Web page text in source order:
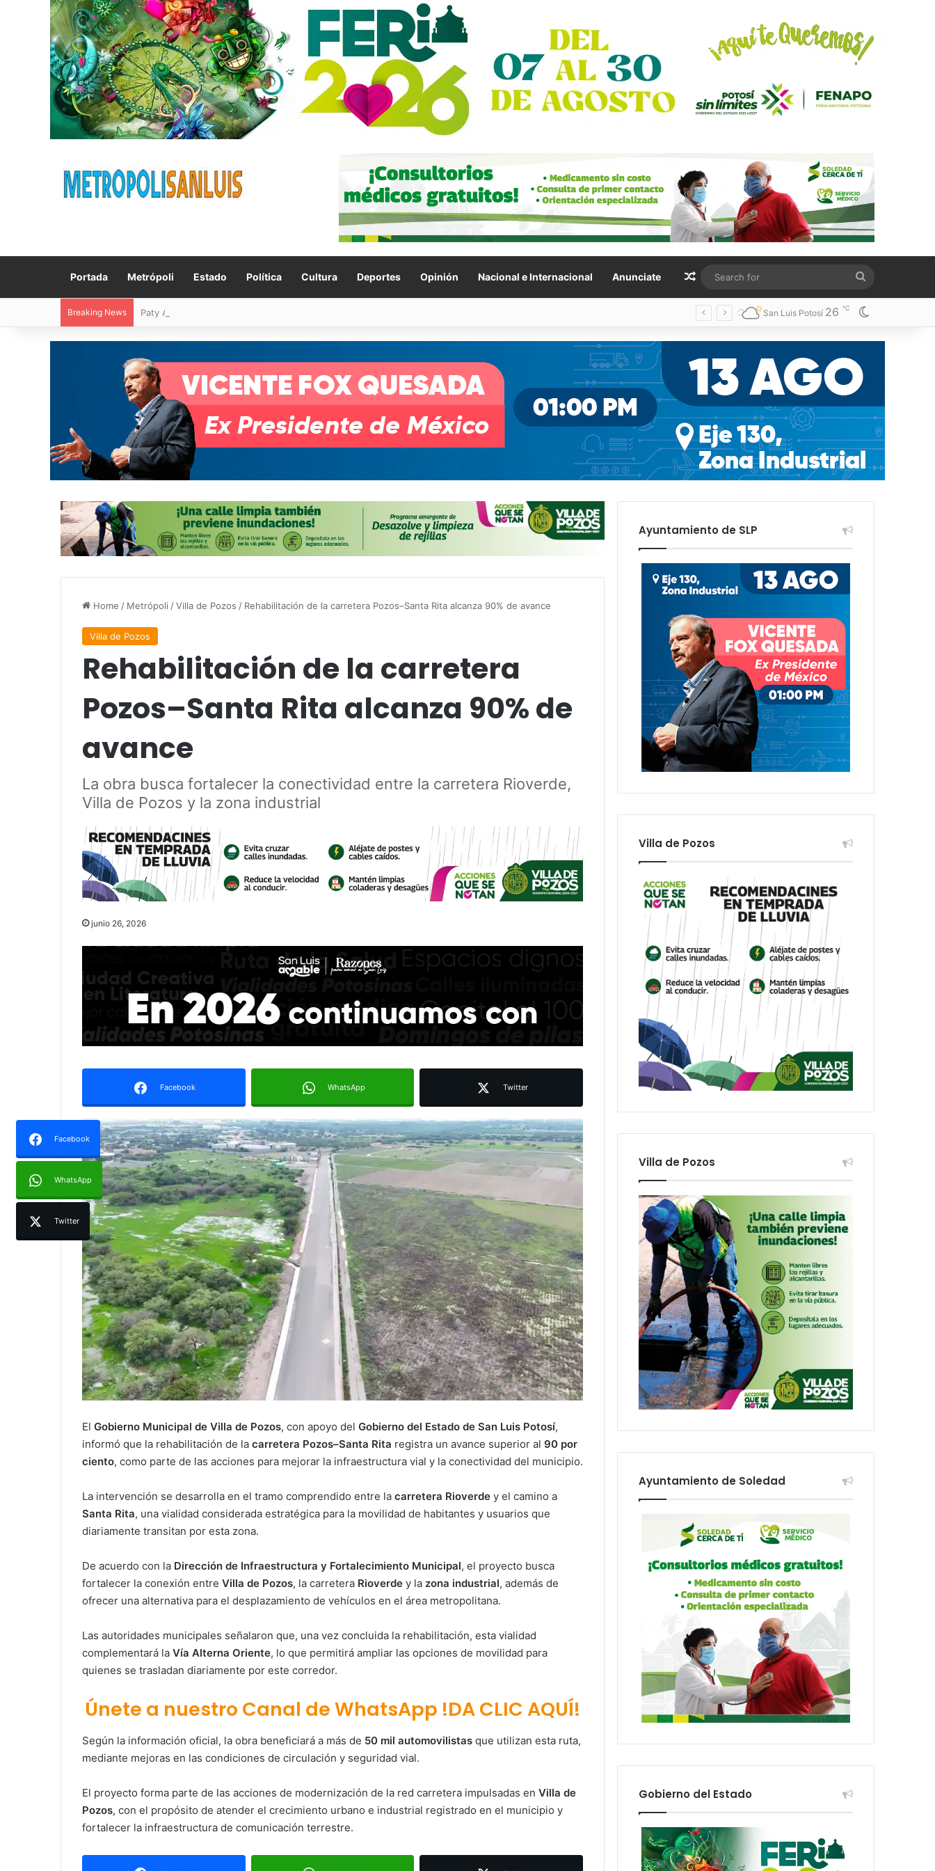
Portada Metrópoli Estado Política Cultura Deportes Opinión Nacional e Internacional Anunciate Random Article
for
Breaking News Paty Aradillas destaca impacto del nuevo desnivel de Circuito Potosí en la movilidad de Villa de Pozos San Luis Potosí 26 ℃
Home / Metrópoli /Villa de Pozos / Rehabilitación de la carretera Pozos–Santa Rita alcanza 90% de avance
Villa de Pozos
Rehabilitación de la carretera
Pozos–Santa Rita alcanza 90% de
avance
La obra busca fortalecer la conectividad entre la carretera Rioverde,
Villa de Pozos y la zona industrial
junio 26, 2026
Facebook WhatsApp Twitter
Facebook
WhatsApp
Twitter
El Gobierno Municipal de Villa de Pozos, con apoyo del Gobierno del Estado de San Luis Potosí,
informó que la rehabilitación de la carretera Pozos–Santa Rita registra un avance superior al 90 por
ciento, como parte de las acciones para mejorar la infraestructura vial y la conectividad del municipio.
La intervención se desarrolla en el tramo comprendido entre la carretera Rioverde y el camino a
Santa Rita, una vialidad considerada estratégica para la movilidad de habitantes y usuarios que
diariamente transitan por esta zona.
De acuerdo con la Dirección de Infraestructura y Fortalecimiento Municipal, el proyecto busca
fortalecer la conexión entre Villa de Pozos, la carretera Rioverde y la zona industrial, además de
ofrecer una alternativa para el desplazamiento de vehículos en el área metropolitana.
Las autoridades municipales señalaron que, una vez concluida la rehabilitación, esta vialidad
complementará la Vía Alterna Oriente, lo que permitirá ampliar las opciones de movilidad para
quienes se trasladan diariamente por este corredor.
Únete a nuestro Canal de WhatsApp !DA CLIC AQUÍ!
Según la información oficial, la obra beneficiará a más de 50 mil automovilistas que utilizan esta ruta,
mediante mejoras en las condiciones de circulación y seguridad vial.
El proyecto forma parte de las acciones de modernización de la red carretera impulsadas en Villa de
Pozos, con el propósito de atender el crecimiento urbano e industrial registrado en el municipio y
fortalecer la infraestructura de comunicación terrestre.
Paty Aradillas destaca impacto del
en la movilidad de Villa de Pozos
pastizales
Ayuntamiento de SLP
Villa de Pozos
Villa de Pozos
Ayuntamiento de Soledad
Gobierno del Estado